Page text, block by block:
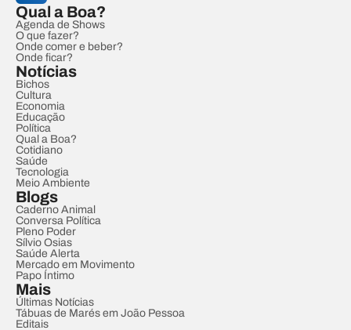
Qual a Boa?
Agenda de Shows
O que fazer?
Onde comer e beber?
Onde ficar?
Notícias
Bichos
Cultura
Economia
Educação
Política
Qual a Boa?
Cotidiano
Saúde
Tecnologia
Meio Ambiente
Blogs
Caderno Animal
Conversa Política
Pleno Poder
Sílvio Osias
Saúde Alerta
Mercado em Movimento
Papo Íntimo
Mais
Últimas Notícias
Tábuas de Marés em João Pessoa
Editais